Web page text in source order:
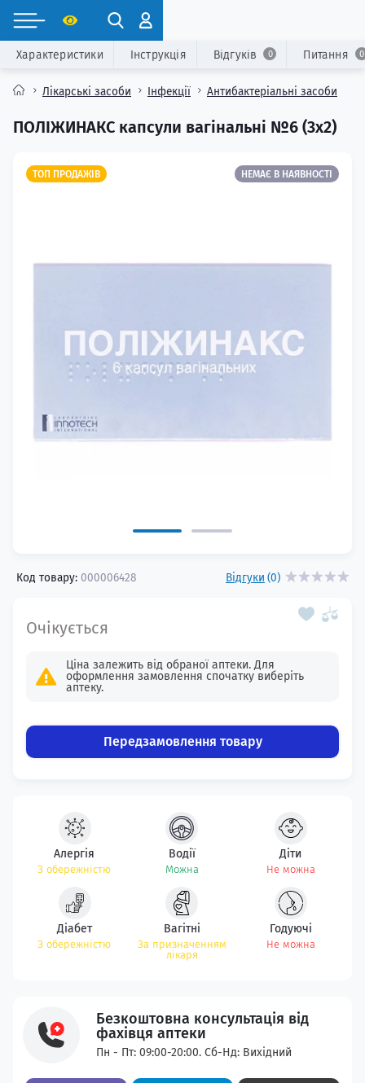
Лікарські засоби Інфекції Антибактеріальні засоби
ПОЛІЖИНАКС капсули вагінальні №6 (3х2)
Характеристики Інструкція Відгуків 0 Питання 0
ТОП ПРОДАЖІВ НЕМАЄ В НАЯВНОСТІ
Код товару: 000006428 Відгуки (0)
Ціна залежить від обраної аптеки. Для
оформлення замовлення спочатку виберіть
аптеку.
Передзамовлення товару
Алергія
З обережністю
Водії
Можна
Діти
Не можна
Діабет
З обережністю
Вагітні
За призначенням
лікаря
Годуючі
Не можна
Безкоштовна консультація від
фахівця аптеки
Пн - Пт: 09:00-20:00. Сб-Нд: Вихідний